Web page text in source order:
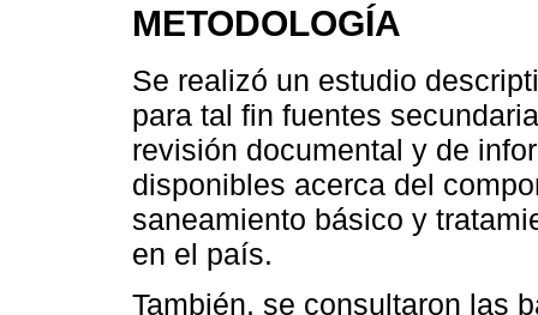
METODOLOGÍA
Se realizó un estudio
para tal fin fuentes
revisión documental y de
disponibles acerca del
saneamiento básico y
en el país.
También, se consultaron las